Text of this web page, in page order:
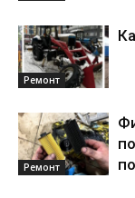
Ремонт
Ремонт